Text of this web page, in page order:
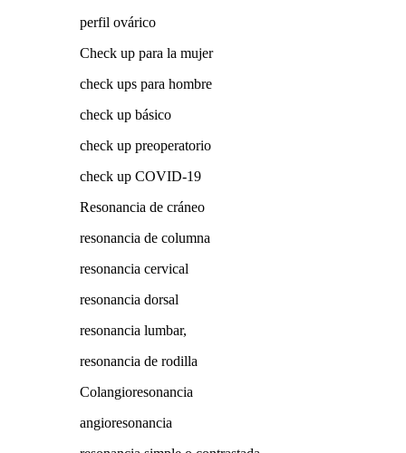
perfil ovárico
Check up para la mujer
check ups para hombre
check up básico
check up preoperatorio
check up COVID-19
Resonancia de cráneo
resonancia de columna
resonancia cervical
resonancia dorsal
resonancia lumbar,
resonancia de rodilla
Colangioresonancia
angioresonancia